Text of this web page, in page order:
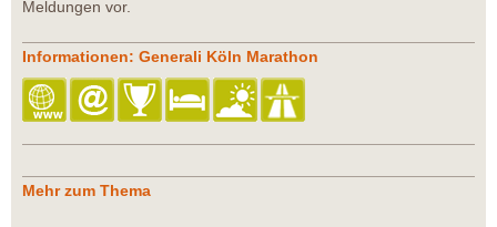
Meldungen vor.
Informationen: Generali Köln Marathon
Mehr zum Thema